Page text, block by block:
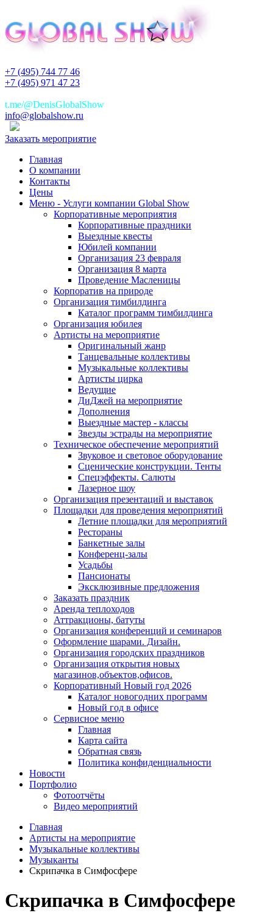
+7 (495) 744 77 46
+7 (495) 971 47 23
t.me/@DenisGlobalShow
info@globalshow.ru
Заказать мероприятие
Главная
О компании
Контакты
Цены
Меню - Услуги компании Global Show
Корпоративные мероприятия
Корпоративные праздники
Выездные квесты
Юбилей компании
Организация 23 февраля
Организация 8 марта
Проведение Масленицы
Корпоратив на природе
Организация тимбилдинга
Каталог программ тимбилдинга
Организация юбилея
Артисты на мероприятие
Оригинальный жанр
Танцевальные коллективы
Музыкальные коллективы
Артисты цирка
Ведущие
ДиДжей на мероприятие
Дополнения
Выездные мастер - классы
Звезды эстрады на мероприятие
Техническое обеспечение мероприятий
Звуковое и световое оборудование
Сценические конструкции. Тенты
Спецэффекты. Салюты
Лазерное шоу
Организация презентаций и выставок
Площадки для проведения мероприятий
Летние площадки для мероприятий
Рестораны
Банкетные залы
Конференц-залы
Усадьбы
Пансионаты
Эксклюзивные предложения
Заказать праздник
Аренда теплоходов
Аттракционы, батуты
Организация конференций и семинаров
Оформление шарами. Дизайн.
Организация городских праздников
Организация открытия новых
магазинов,объектов,офисов.
Корпоративный Новый год 2026
Каталог новогодних программ
Новый год в офисе
Сервисное меню
Главная
Карта сайта
Обратная связь
Политика конфиденциальности
Новости
Портфолио
Фотоотчёты
Видео мероприятий
Главная
Артисты на мероприятие
Музыкальные коллективы
Музыканты
Скрипачка в Симфосфере
Скрипачка в Симфосфере